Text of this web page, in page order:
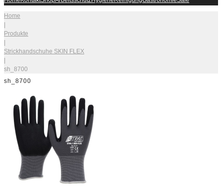
Home
|
Produkte
|
Strickhandschuhe SKIN FLEX
|
sh_8700
sh_8700